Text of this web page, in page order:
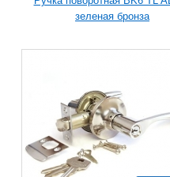
зеленая бронза